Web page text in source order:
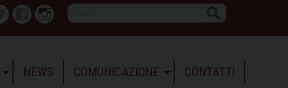
Twitter FacebookInstagram
NEWS COMUNICAZIONE CONTATTI